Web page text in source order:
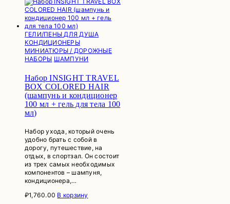
ГЕЛИ/ПЕНЫ ДЛЯ ДУША
КОНДИЦИОНЕРЫ
МИНИАТЮРЫ / ДОРОЖНЫЕ
НАБОРЫ ШАМПУНИ
Набор INSIGHT TRAVEL
BOX COLORED HAIR
(шампунь и кондиционер
100 мл + гель для тела 100
мл)
Набор ухода, который очень
удобно брать с собой в
дорогу, путешествие, на
отдых, в спортзал. Он состоит
из трех самых необходимых
компонентов – шампуня,
кондиционера,…
₽1,760.00 В корзину